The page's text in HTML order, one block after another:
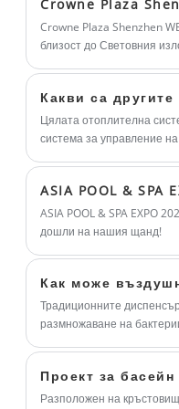
помага
на
машини,
клас.
функция,
външен
Crowne Plaza
Crowne Plaza Shenzhen
близост до Световния
стаи за гости.
Цялата отоплителна
система за управление
данни в реално време и
явления.
ASIA POOL & SPA EXPO
дошли на нашия щанд!
Традиционните
размножаване на
Със своята иновативна
за вода с въздушно
Разположен на